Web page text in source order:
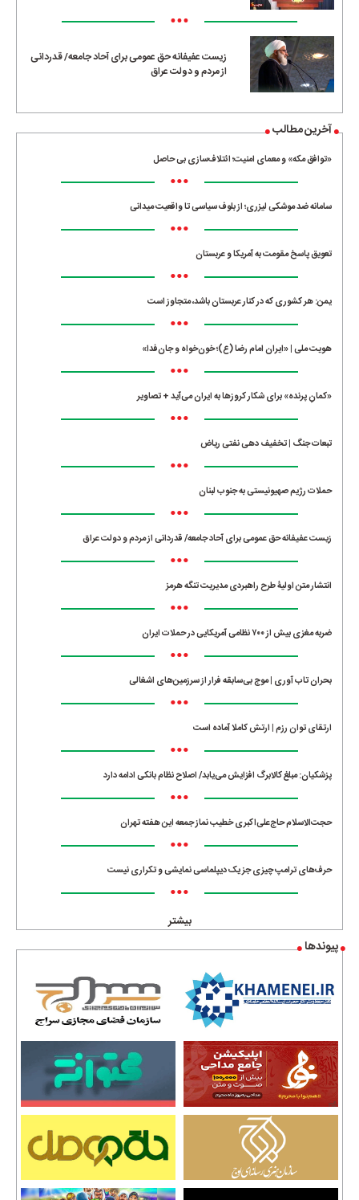
•••
زیست عفیفانه حق عمومی برای آحاد جامعه/ قدردانی
از مردم و دولت عراق
آخرین مطالب
«توافق مکه» و معمای امنیت؛ ائتلاف‌سازی بی حاصل
•••
سامانه ضد موشکی لیزری؛ از بلوف سیاسی تا واقعیت میدانی
•••
تعویق پاسخ مقومت به آمریکا و عربستان
•••
یمن: هر کشوری که در کنار عربستان باشد، متجاوز است
•••
هویت ملی | «ایران امام رضا (ع)؛ خون‌خواه و جان‌فدا»
•••
«کمانِ پرنده» برای شکار کروزها به ایران می‌آید + تصاویر
•••
تبعات جنگ | تخفیف دهی نفتی ریاض
•••
حملات رژیم صهیونیستی به جنوب لبنان
•••
زیست عفیفانه حق عمومی برای آحاد جامعه/ قدردانی از مردم و دولت عراق
•••
انتشار متن اولیۀ طرح راهبردی مدیریت تنگه هرمز
•••
ضربه مغزی بیش از ۷۰۰ نظامی آمریکایی در حملات ایران
•••
بحران تاب آوری | موج بی‌سابقه فرار از سرزمین‌های اشغالی
•••
ارتقای توان رزم | ارتش کاملا آماده است
•••
پزشکیان: مبلغ کالابرگ افزایش می‌یابد/ اصلاح نظام بانکی ادامه دارد
•••
حجت‌الاسلام حاج‌علی‌اکبری خطیب نماز جمعه این هفته تهران
•••
حرف‌های ترامپ چیزی جز یک دیپلماسی نمایشی و تکراری نیست
•••
بیشتر
پیوندها